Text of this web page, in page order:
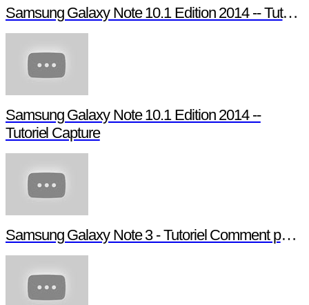
Samsung Galaxy Note 10.1 Edition 2014 -- Tutoriel Pen Window
Samsung Galaxy Note 10.1 Edition 2014 --
Tutoriel Capture
Samsung Galaxy Note 3 - Tutoriel Comment paramétrer votre Note 3